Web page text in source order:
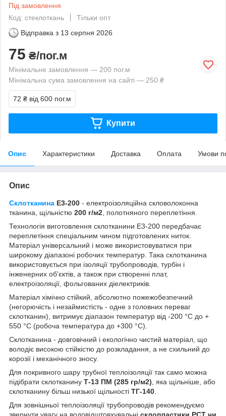
Під замовлення
Код: стеклоткань
Тільки опт
Відправка з 13 серпня 2026
75 ₴/пог.м
Мінімальне замовлення — 200 пог.м
Мінімальна сума замовлення на сайті — 250 ₴
72 ₴ від 600 пог.м
Купити
Опис Характеристики Доставка Оплата Умови
Опис
Склотканина Е3-200 - електроізоляційна скловолоконна
тканина, щільністю 200 г/м2 , полотняного переплетіння.
Технологія виготовлення склотканини Е3-200 передбачає
переплетіння спеціальним чином підготовлених ниток.
Матеріал універсальний і може використовуватися при
широкому діапазоні робочих температур. Така склотканина
використовується при ізоляції трубопроводів, турбін і
інженерних об'єктів, а також при створенні плат,
електроізоляції, фольгованих діелектриків.
Матеріал хімічно стійкий, абсолютно пожежобезпечний
(негорючість і незаймистість - одне з головних переваг
склотканин), витримує діапазон температур від -200 °С до +
550 °С (робоча температура до +300 °С).
Склотканина - довговічний і екологічно чистий матеріал, що
володіє високою стійкістю до розкладання, а не схильний до
корозії і механічного зносу.
Для покривного шару трубної теплоізоляції так само можна
підібрати склотканину Т-13 ПМ (285 гр/м2) , яка щільніше, або
склотканину більш низької щільності ТГ-140
Для зовнішньої теплоізоляції трубопроводів рекомендуємо
звернути увагу на водовідштовхувальні склопластики РСТ чи